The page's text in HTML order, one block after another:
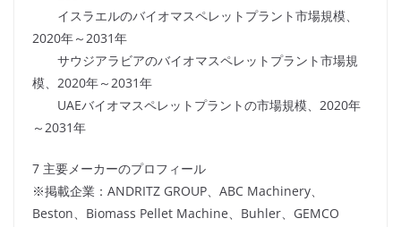
イスラエルのバイオマスペレットプラント市場規模、
2020年～2031年
サウジアラビアのバイオマスペレットプラント市場規
模、2020年～2031年
UAEバイオマスペレットプラントの市場規模、2020年
～2031年
7 主要メーカーのプロフィール
※掲載企業：ANDRITZ GROUP、ABC Machinery、
Beston、Biomass Pellet Machine、Buhler、GEMCO